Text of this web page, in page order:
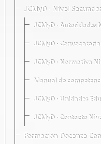
JCMyD · Nivel
JCMyD · Autoridades
JCMyD ·
JCMyD · Normativa
Manual de
JCMyD · Unidades
JCMyD · Contacto
Formación Docente